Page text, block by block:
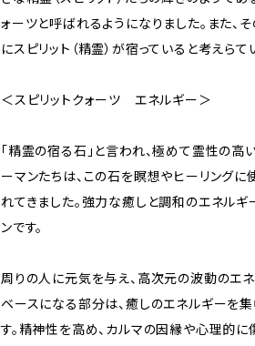
ォーツと呼ばれるようになりました。また、
にスピリット（精霊）が宿っていると考えらて
＜スピリットクォーツ エネルギー＞
「精霊の宿る石」と言われ、極めて霊性の高
ーマンたちは、この石を瞑想やヒーリングに
れてきました。強力な癒しと調和のエネルギ
ンです。
周りの人に元気を与え、高次元の波動のエネ
ベースになる部分は、癒しのエネルギーを
す。精神性を高め、カルマの因縁や心理的に